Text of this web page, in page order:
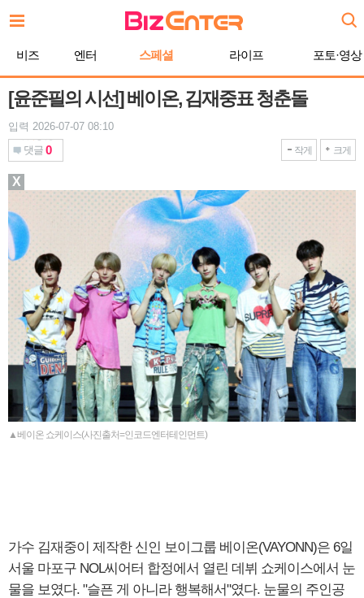
문
기
비즈 엔터 스페셜 라이프 포토·영상
[윤준필의 시선] 베이온, 김재중표 청춘돌
입력 2026-07-07 08:10
댓글 0 작게 크게
▲베이온 쇼케이스(사진출처=인코드엔터테인먼트)
가수 김재중이 제작한 신인 보이그룹 베이온(VAYONN)은 6일
서울 마포구 NOL씨어터 합정에서 열린 데뷔 쇼케이스에서 눈
물을 보였다. "슬픈 게 아니라 행복해서"였다. 눈물의 주인공
X